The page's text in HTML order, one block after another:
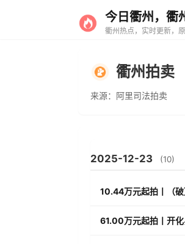
今日衢州，衢
衢州热点，实时更新，
衢州拍卖
来源：阿里司法拍卖
2025-12-23 (10)
10.44万元起拍丨（
61.00万元起拍丨开